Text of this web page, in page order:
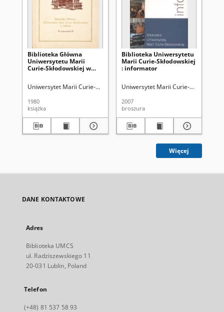
Biblioteka Główna
Uniwersytetu Marii
Curie-Skłodowskiej w
Uniwersytet Marii Curie-Skłodowskiej (Lublin). Biblioteka Główna
1980
książka
Biblioteka Uniwersytetu
Marii Curie-Skłodowskiej
: informator
Uniwersytet Marii Curie-
2007
broszura
Więcej
DANE KONTAKTOWE
Adres
Biblioteka UMCS
ul. Radziszewskiego 11
20-031 Lublin, Poland
Telefon
(+48) 81 537 58 93